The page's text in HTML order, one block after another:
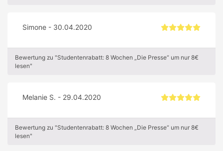
Simone - 30.04.2020
Bewertung zu "Studentenrabatt: 8 Wochen „Die Presse“ um nur 8€
lesen"
Melanie S. - 29.04.2020
Bewertung zu "Studentenrabatt: 8 Wochen „Die Presse“ um nur 8€
lesen"